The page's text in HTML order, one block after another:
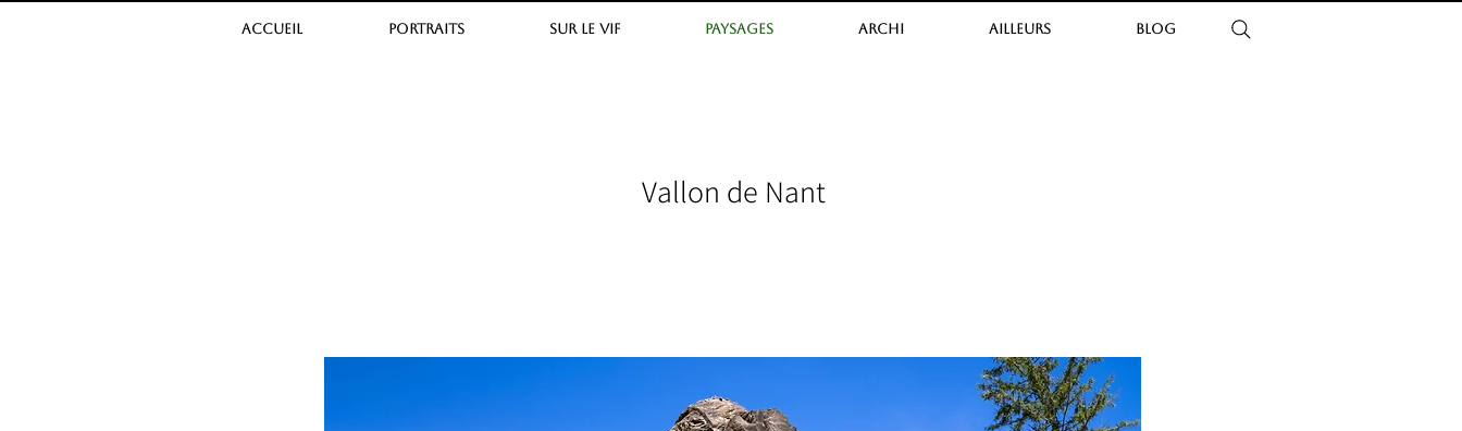
ACCUEIL PORTRAITS SUR LE VIF PAYSAGES ARCHI AILLEURS BLOG
Vallon de Nant